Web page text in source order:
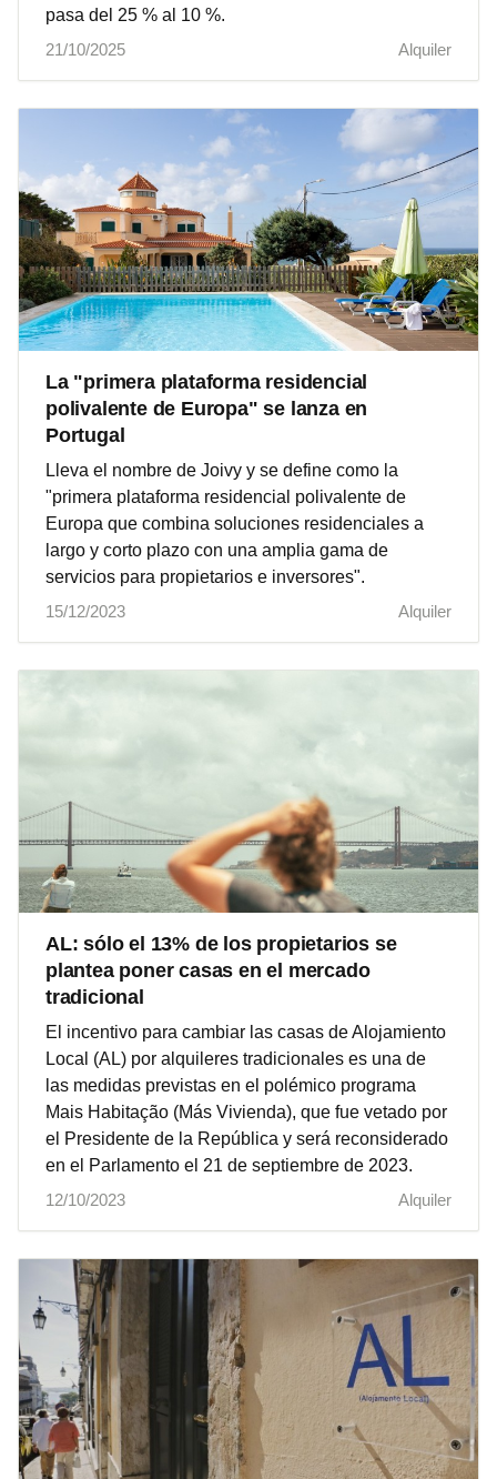
pasa del 25 % al 10 %.
21/10/2025
Alquiler
La "primera plataforma residencial
polivalente de Europa" se lanza en
Portugal
Lleva el nombre de Joivy y se define como la
"primera plataforma residencial polivalente de
Europa que combina soluciones residenciales a
largo y corto plazo con una amplia gama de
servicios para propietarios e inversores".
15/12/2023
Alquiler
AL: sólo el 13% de los propietarios se
plantea poner casas en el mercado
tradicional
El incentivo para cambiar las casas de Alojamiento
Local (AL) por alquileres tradicionales es una de
las medidas previstas en el polémico programa
Mais Habitação (Más Vivienda), que fue vetado por
el Presidente de la República y será reconsiderado
en el Parlamento el 21 de septiembre de 2023.
12/10/2023
Alquiler